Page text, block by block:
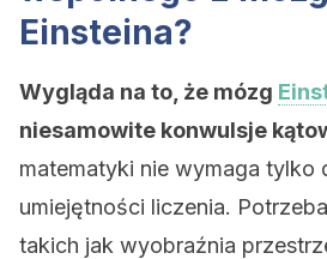
Einsteina?
Wygląda na to, że mózg
niesamowite konwulsje
matematyki nie wymaga tylko
umiejętności liczenia.
takich jak wyobraźnia